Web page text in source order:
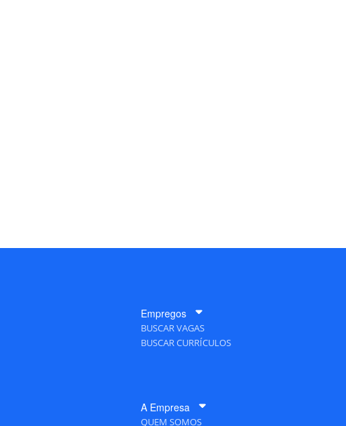
Empregos
BUSCAR VAGAS
BUSCAR CURRÍCULOS
A Empresa
QUEM SOMOS